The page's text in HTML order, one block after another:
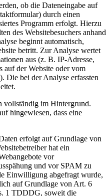
ob die Dateneingabe auf
durch einen
Programm erfolgt. Hierzu
des Websitebesuchers anhand
beginnt automatisch,
betritt. Zur Analyse wertet
aus (z. B. IP-Adresse,
auf der Website oder vom
Die bei der Analyse erfassten
im Hintergrund.
hingewiesen, dass eine
erfolgt auf Grundlage von
hat ein
vor
und vor SPAM zu
Einwilligung abgefragt wurde,
auf Grundlage von Art. 6
1 TDDDG, soweit die